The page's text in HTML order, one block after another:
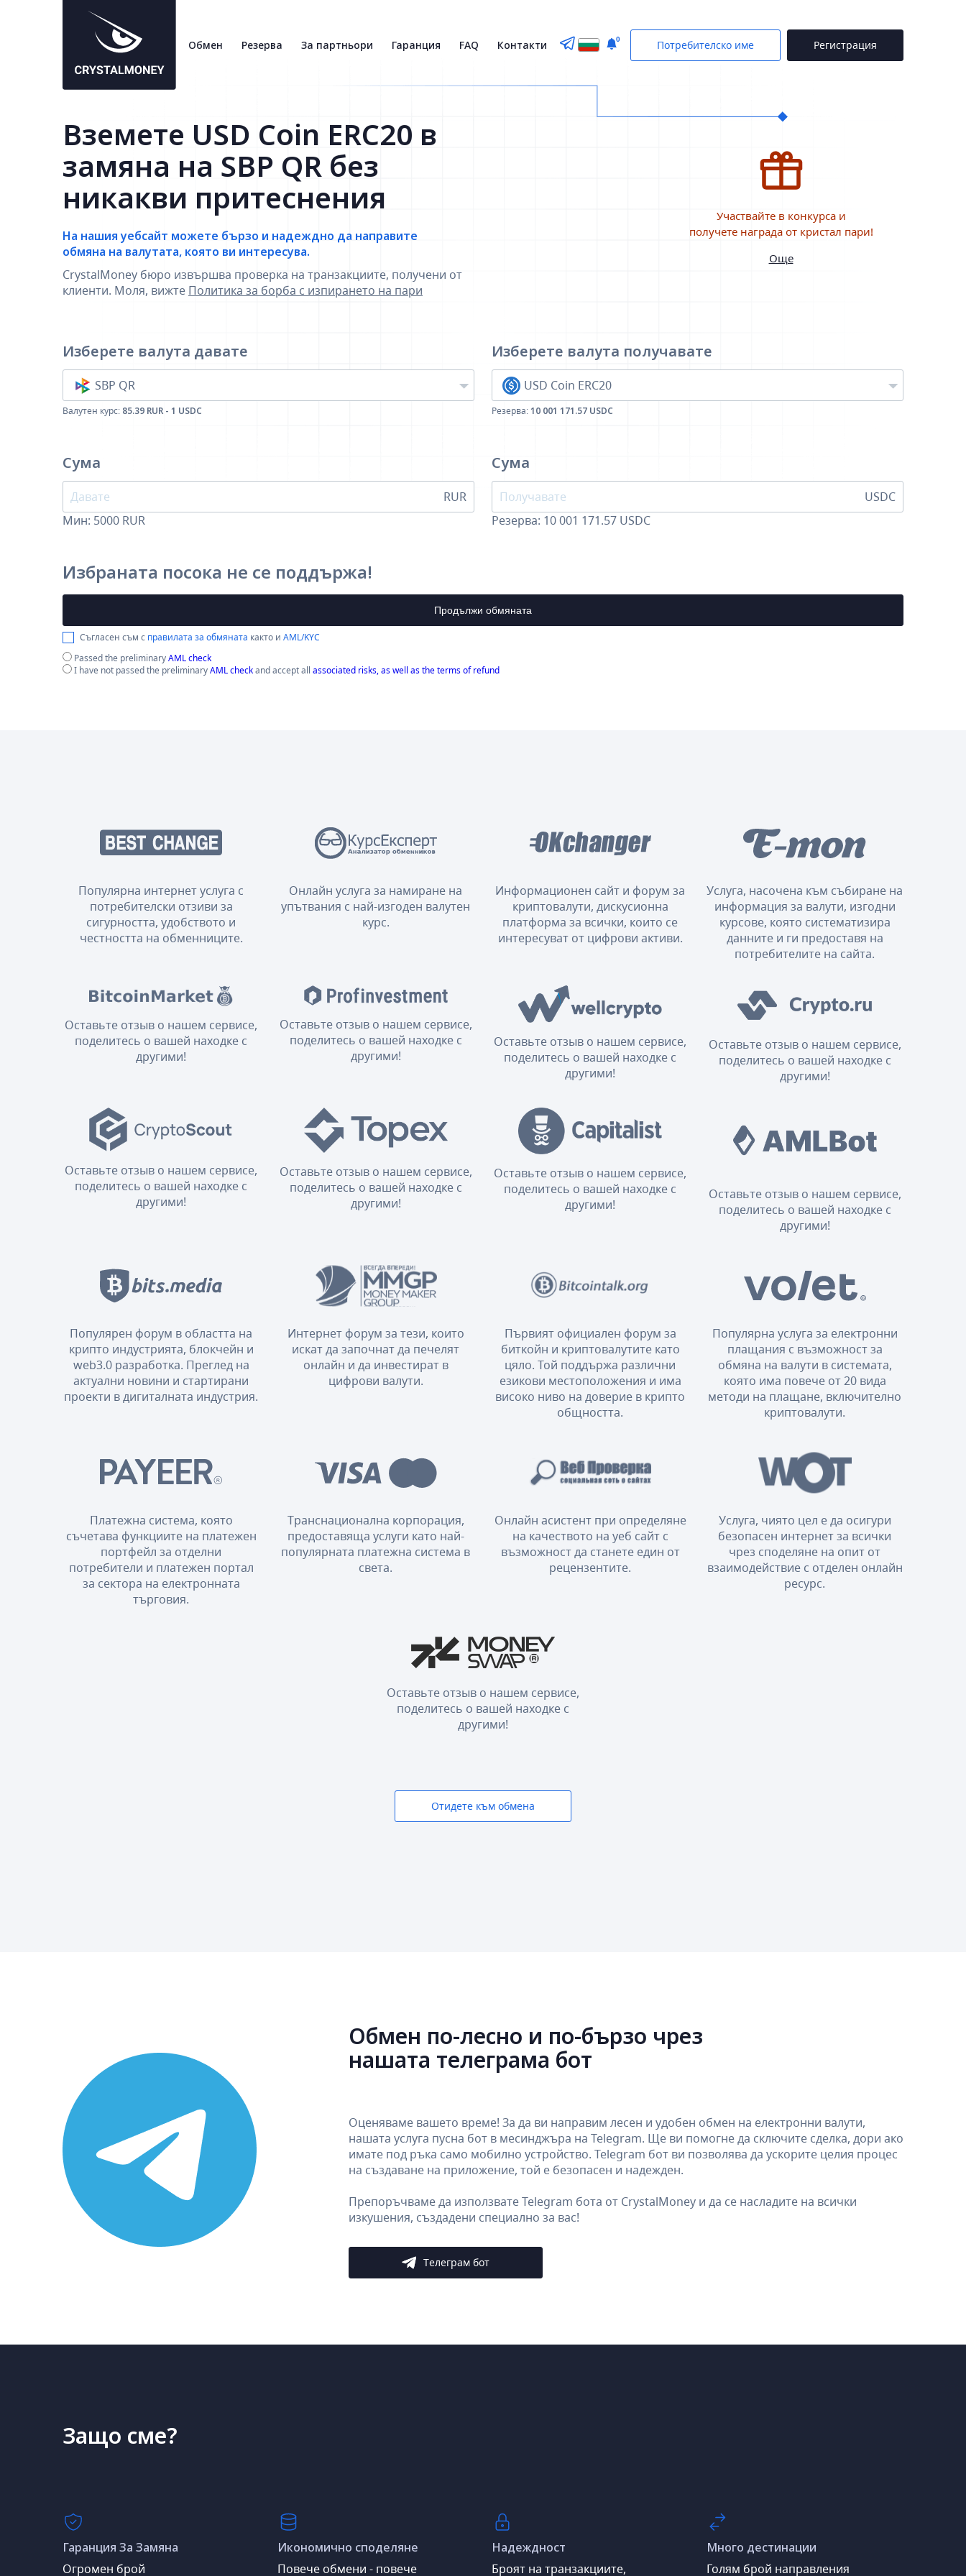
Обмен Резерва За партньори Гаранция FAQ Контакти 0 Потребителско име Регистрация
Вземете USD Coin ERC20 в
замяна на SBP QR без
никакви притеснения
На нашия уебсайт можете бързо и надеждно да направите
обмяна на валутата, която ви интересува.
CrystalMoney бюро извършва проверка на транзакциите, получени от
клиенти. Моля, вижте Политика за борба с изпирането на пари
Участвайте в конкурса и
получете награда от кристал пари!
Още
Изберете валута давате
SBP QR
Валутен курс: 85.39 RUR - 1 USDC
Сума
RUR
Мин: 5000 RUR
Изберете валута получавате
USD Coin ERC20
Резерва: 10 001 171.57 USDC
Сума
USDC
Резерва: 10 001 171.57 USDC
Избраната посока не се поддържа!
Продължи обмяната
Съгласен съм с правилата за обмяната както и AML/KYC
Passed the preliminaryAML check
I have not passed the preliminaryAML checkand accept all associated risks, as well as the terms of refund
Популярна интернет услуга с
потребителски отзиви за
сигурността, удобството и
честността на обменниците.
Онлайн услуга за намиране на
упътвания с най-изгоден валутен
курс.
Информационен сайт и форум за
криптовалути, дискусионна
платформа за всички, които се
интересуват от цифрови активи.
Услуга, насочена към събиране на
информация за валути, изгодни
курсове, която систематизира
данните и ги предоставя на
потребителите на сайта.
Оставьте отзыв о нашем сервисе,
поделитесь о вашей находке с
другими!
Оставьте отзыв о нашем сервисе,
поделитесь о вашей находке с
другими!
Оставьте отзыв о нашем сервисе,
поделитесь о вашей находке с
другими!
Оставьте отзыв о нашем сервисе,
поделитесь о вашей находке с
другими!
Оставьте отзыв о нашем сервисе,
поделитесь о вашей находке с
другими!
Оставьте отзыв о нашем сервисе,
поделитесь о вашей находке с
другими!
Оставьте отзыв о нашем сервисе,
поделитесь о вашей находке с
другими!
Оставьте отзыв о нашем сервисе,
поделитесь о вашей находке с
другими!
Популярен форум в областта на
крипто индустрията, блокчейн и
web3.0 разработка. Преглед на
актуални новини и стартирани
проекти в дигиталната индустрия.
Интернет форум за тези, които
искат да започнат да печелят
онлайн и да инвестират в
цифрови валути.
Първият официален форум за
биткойн и криптовалутите като
цяло. Той поддържа различни
езикови местоположения и има
високо ниво на доверие в крипто
общността.
Популярна услуга за електронни
плащания с възможност за
обмяна на валути в системата,
която има повече от 20 вида
методи на плащане, включително
криптовалути.
Платежна система, която
съчетава функциите на платежен
портфейл за отделни
потребители и платежен портал
за сектора на електронната
търговия.
Транснационална корпорация,
предоставяща услуги като най-
популярната платежна система в
света.
Онлайн асистент при определяне
на качеството на уеб сайт с
възможност да станете един от
рецензентите.
Услуга, чиято цел е да осигури
безопасен интернет за всички
чрез споделяне на опит от
взаимодействие с отделен онлайн
ресурс.
Оставьте отзыв о нашем сервисе,
поделитесь о вашей находке с
другими!
Отидете към обмена
Обмен по-лесно и по-бързо чрез
нашата телеграма бот
Оценяваме вашето време! За да ви направим лесен и удобен обмен на електронни валути,
нашата услуга пусна бот в месинджъра на Telegram. Ще ви помогне да сключите сделка, дори ако
имате под ръка само мобилно устройство. Telegram бот ви позволява да ускорите целия процес
на създаване на приложение, той е безопасен и надежден.
Препоръчваме да използвате Telegram бота от CrystalMoney и да се насладите на всички
изкушения, създадени специално за вас!
Телеграм бот
Защо сме?
Гаранция За Замяна
Огромен брой
Икономично споделяне
Повече обмени - повече
Надеждност
Броят на транзакциите,
Много дестинации
Голям брой направления